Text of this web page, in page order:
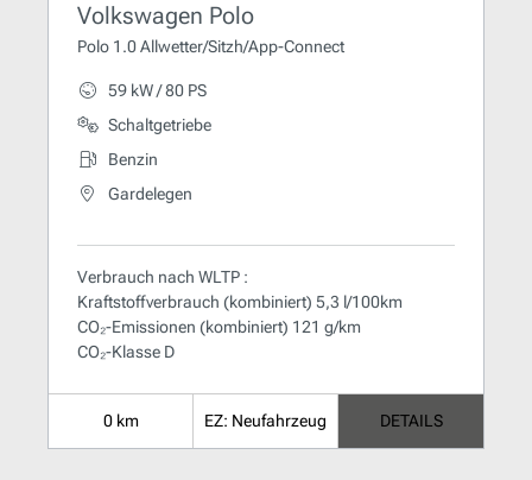
Volkswagen Polo
Polo 1.0 Allwetter/Sitzh/App-Connect
59 kW / 80 PS
Schaltgetriebe
Benzin
Gardelegen
Verbrauch nach WLTP :
Kraftstoffverbrauch (kombiniert) 5,3 l/100km
CO₂-Emissionen (kombiniert) 121 g/km
CO₂-Klasse D
0 km EZ: Neufahrzeug DETAILS